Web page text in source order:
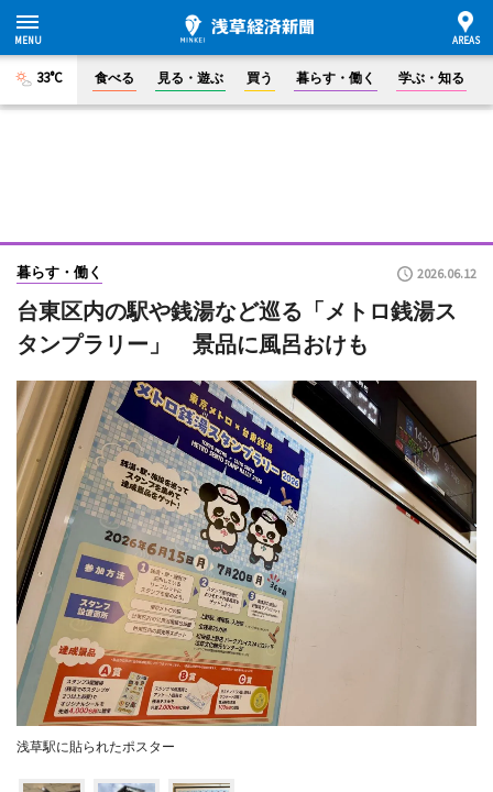
33°C 食べる 見る・遊ぶ 買う 暮らす・働く 学ぶ・知る
暮らす・働く 2026.06.12
台東区内の駅や銭湯など巡る「メトロ銭湯ス
タンプラリー」 景品に風呂おけも
浅草駅に貼られたポスター